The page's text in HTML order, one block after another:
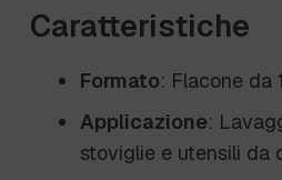
Caratteristiche
Formato: Flacone da
Applicazione:
stoviglie e utensili da